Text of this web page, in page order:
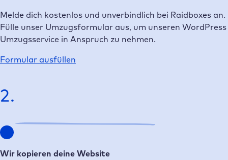
Melde dich kostenlos und unverbindlich bei Raidboxes an.
Fülle unser Umzugsformular aus, um unseren WordPress
Umzugsservice in Anspruch zu nehmen.
Formular ausfüllen
2.
Wir kopieren deine Website